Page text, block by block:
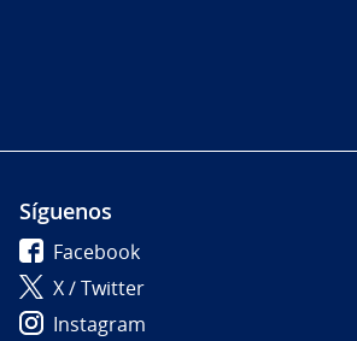
Síguenos
Facebook
X / Twitter
Instagram